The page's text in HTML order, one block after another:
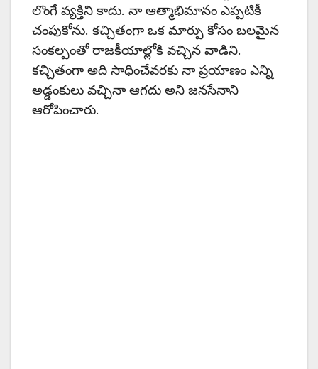
లొంగే వ్యక్తిని కాదు. నా ఆత్మాభిమానం ఎప్పటికీ
చంపుకోను. కచ్చితంగా ఒక మార్పు కోసం బలమైన
సంకల్పంతో రాజకీయాల్లోకి వచ్చిన వాడిని.
కచ్చితంగా అది సాధించేవరకు నా ప్రయాణం ఎన్ని
అడ్డంకులు వచ్చినా ఆగదు అని జనసేనాని
ఆరోపించారు.